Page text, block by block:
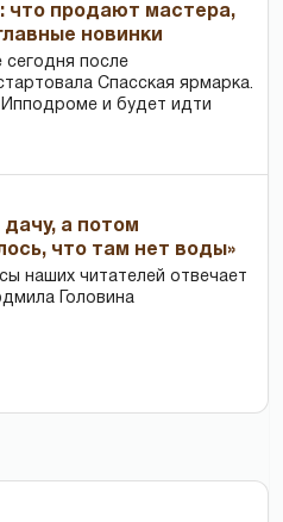
что продают мастера,
новинки
сегодня после
Спасская ярмарка.
и будет идти
дачу, а потом
что там нет воды»
наших читателей отвечает
Головина